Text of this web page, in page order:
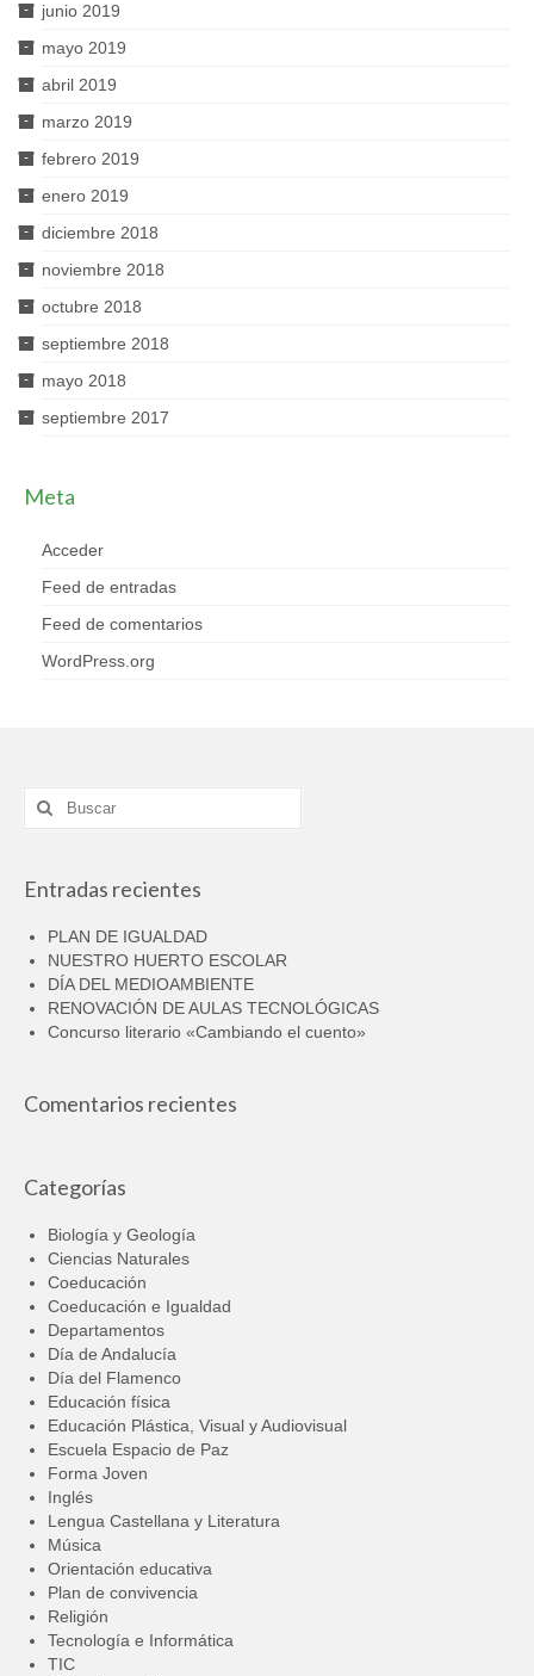
junio 2019
mayo 2019
abril 2019
marzo 2019
febrero 2019
enero 2019
diciembre 2018
noviembre 2018
octubre 2018
septiembre 2018
mayo 2018
septiembre 2017
Meta
Acceder
Feed de entradas
Feed de comentarios
WordPress.org
Buscar
por:
Entradas recientes
PLAN DE IGUALDAD
NUESTRO HUERTO ESCOLAR
DÍA DEL MEDIOAMBIENTE
RENOVACIÓN DE AULAS TECNOLÓGICAS
Concurso literario «Cambiando el cuento»
Comentarios recientes
Categorías
Biología y Geología
Ciencias Naturales
Coeducación
Coeducación e Igualdad
Departamentos
Día de Andalucía
Día del Flamenco
Educación física
Educación Plástica, Visual y Audiovisual
Escuela Espacio de Paz
Forma Joven
Inglés
Lengua Castellana y Literatura
Música
Orientación educativa
Plan de convivencia
Religión
Tecnología e Informática
TIC